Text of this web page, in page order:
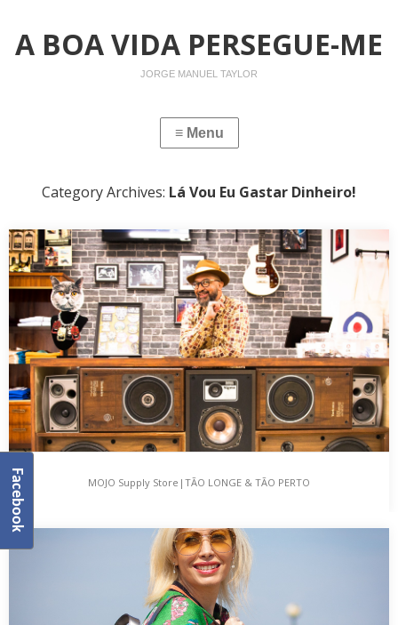
A BOA VIDA PERSEGUE-ME
JORGE MANUEL TAYLOR
Category Archives: Lá Vou Eu Gastar Dinheiro!
MOJO Supply Store|TÃO LONGE & TÃO PERTO
Mercearias, Padarias, Talhos, Peixarias, Snacks-bar, Sapateiros,
…, os pequenos negócios do comércio de bairro movimentam
MOJO Supply Store|TÃO LONGE & TÃO PERTO
Facebook